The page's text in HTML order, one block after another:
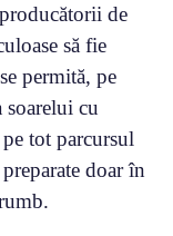
de
să fie
permită, pe
soarelui cu
tot parcursul
doar în